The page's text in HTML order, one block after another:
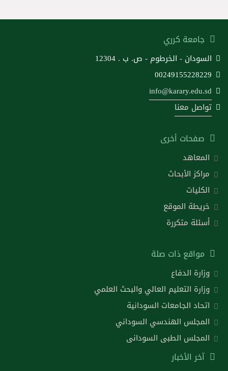
جامعة كرري
السودان - الخرطوم - ص. ب . 12304
00249155228229
info@karary.edu.sd
تواصل معنا
صفحات أخرى
المعاهد
مراكز الأبحاث
الكليات
خريطة الموقع
أسئلة متكررة
مواقع ذات صلة
وزارة الدفاع
وزارة التعليم العالي والبحث العلمي
اتحاد الجامعات السودانية
المجلس الهندسي السوداني
المجلس الطبى السودانى
آخر الأخبار